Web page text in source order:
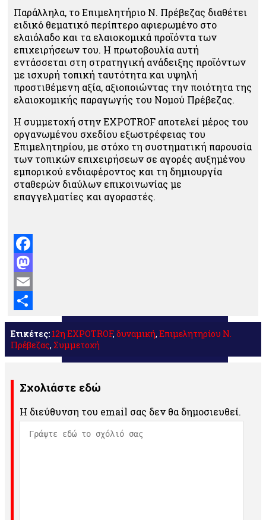
Παράλληλα, το Επιμελητήριο Ν. Πρέβεζας διαθέτει
ειδικό θεματικό περίπτερο αφιερωμένο στο
ελαιόλαδο και τα ελαιοκομικά προϊόντα των
επιχειρήσεων του. Η πρωτοβουλία αυτή
εντάσσεται στη στρατηγική ανάδειξης προϊόντων
με ισχυρή τοπική ταυτότητα και υψηλή
προστιθέμενη αξία, αξιοποιώντας την ποιότητα της
ελαιοκομικής παραγωγής του Νομού Πρέβεζας.
Η συμμετοχή στην EXPOTROF αποτελεί μέρος του
οργανωμένου σχεδίου εξωστρέφειας του
Επιμελητηρίου, με στόχο τη συστηματική παρουσία
των τοπικών επιχειρήσεων σε αγορές αυξημένου
εμπορικού ενδιαφέροντος και τη δημιουργία
σταθερών διαύλων επικοινωνίας με
επαγγελματίες και αγοραστές.
Facebook
Mastodon
Email
Μοιραστείτε
Ετικέτες: 12η EXPOTROF, δυναμική, Επιμελητηρίου Ν.
Πρέβεζας, Συμμετοχή
Σχολιάστε εδώ
Η διεύθυνση του email σας δεν θα δημοσιευθεί.